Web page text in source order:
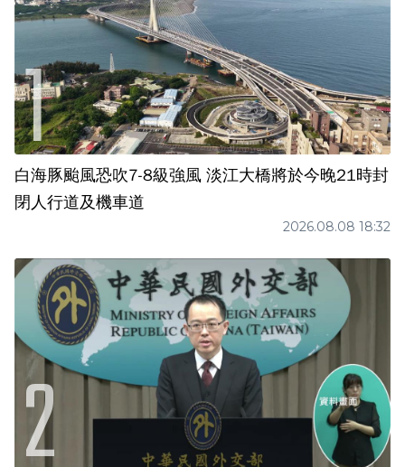
白海豚颱風恐吹7-8級強風 淡江大橋將於今晚21時封
閉人行道及機車道
2026.08.08 18:32